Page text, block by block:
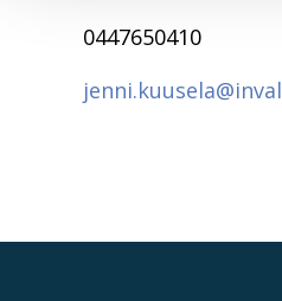
0447650410